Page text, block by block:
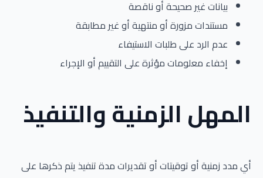
بيانات غير صحيحة أو ناقصة
مستندات مزورة أو منتهية أو غير مطابقة
عدم الرد على طلبات الاستيفاء
إخفاء معلومات مؤثرة على التقييم أو الإجراء
المهل الزمنية والتنفيذ
أي مدد زمنية أو توقيتات أو تقديرات مدة تنفيذ يتم ذكرها على